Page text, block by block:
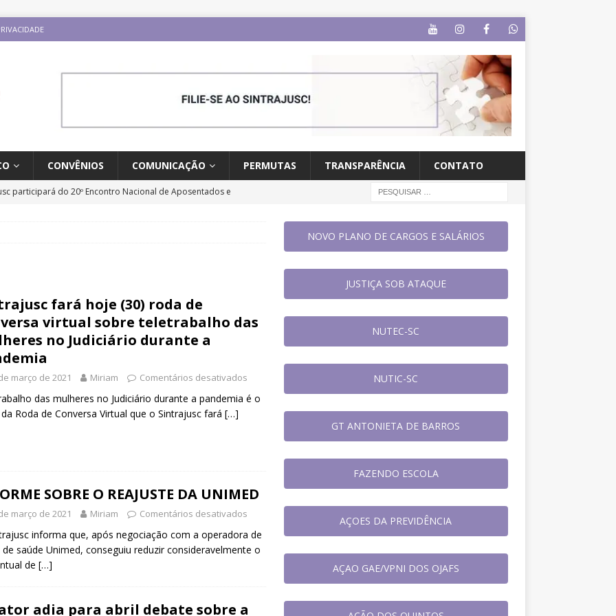
CONVÊNIOS COMUNICAÇÃO PERMUTAS TRANSPARÊNCIA CONTATO
participará do 20º Encontro Nacional de Aposentados e
trabalhos
do cargo
paralisação de duas horas. Veja as orientações do Sintrajusc
fará hoje (30) roda de
virtual sobre teletrabalho das
no Judiciário durante a
março de 2021 Miriam Comentários desativados
das mulheres no Judiciário durante a pandemia é o
Roda de Conversa Virtual que o Sintrajusc fará […]
SOBRE O REAJUSTE DA UNIMED
março de 2021 Miriam Comentários desativados
informa que, após negociação com a operadora de
saúde Unimed, conseguiu reduzir consideravelmente o
de […]
adia para abril debate sobre a
NOVO PLANO DE CARGOS E SALÁRIOS
JUSTIÇA SOB ATAQUE
NUTEC-SC
NUTIC-SC
GT ANTONIETA DE BARROS
FAZENDO ESCOLA
AÇOES DA PREVIDÊNCIA
AÇAO GAE/VPNI DOS OJAFS